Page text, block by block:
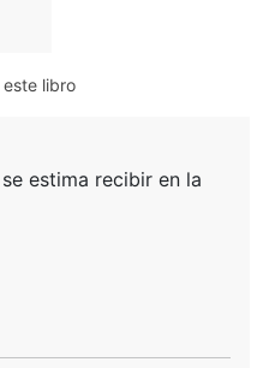
libro
estima recibir en la